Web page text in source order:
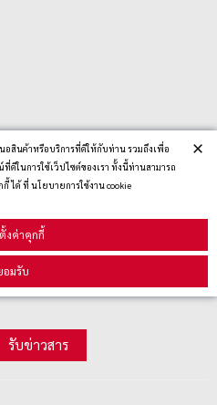
อสินค้าหรือบริการที่ดีให้กับท่าน รวมถึงเพื่อ
ในการใช้เว็ปไซต์ของเรา ทั้งนี้ท่านสามารถ
ได้ ที่ นโยบายการใช้งาน cookie
งค่าคุกกี้
อมรับ
×
รับข่าวสาร